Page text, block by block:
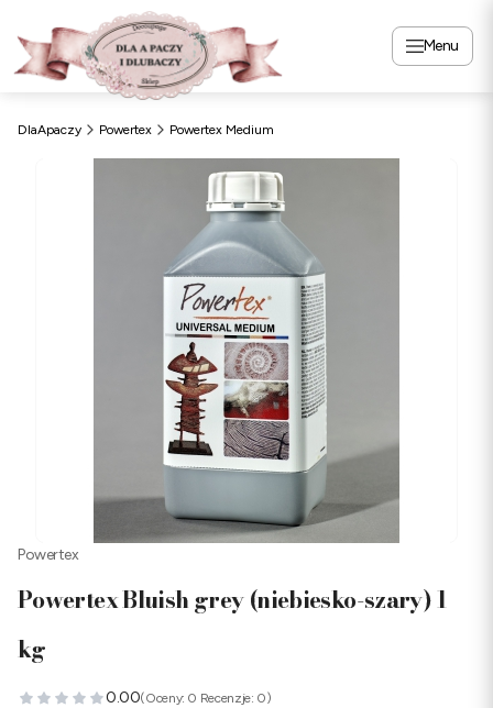
Menu
DlaApaczy Powertex Powertex Medium
Powertex
Powertex Bluish grey (niebiesko-szary) 1
kg
0.00(Oceny: 0 Recenzje: 0)